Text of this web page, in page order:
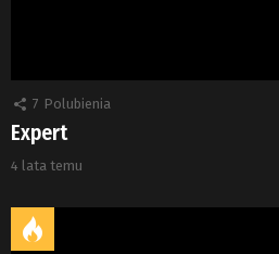
7 Polubienia
Expert
4 lata temu